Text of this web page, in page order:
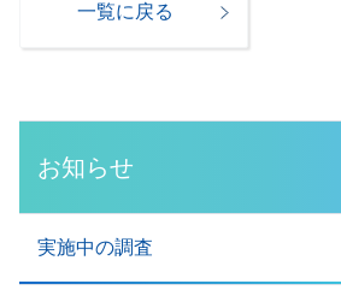
一覧に戻る
お知らせ
実施中の調査